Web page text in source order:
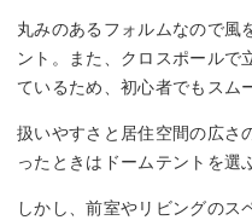
丸みのあるフォルムなので風
ント。また、クロスポールで
ているため、初心者でもスム
扱いやすさと居住空間の広さ
ったときはドームテントを選
しかし、前室やリビングのス